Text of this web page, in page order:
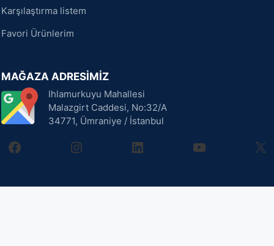
Karşılaştırma listem
Favori Ürünlerim
MAĞAZA ADRESİMİZ
Ihlamurkuyu Mahallesi
Malazgirt Caddesi, No:32/A
34771, Ümraniye / İstanbul
facebookinstagramlinkedin youtube X